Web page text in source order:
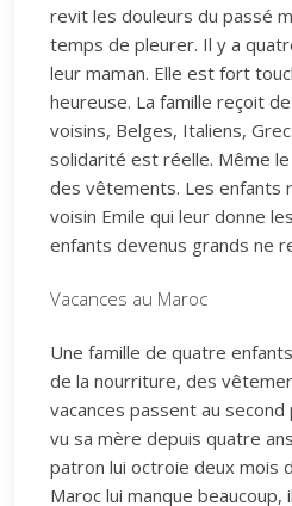
revit les douleurs du passé
temps de pleurer. Il y a
leur maman. Elle est fort
heureuse. La famille reçoit
voisins, Belges, Italiens,
solidarité est réelle. Même
des vêtements. Les enfants
voisin Emile qui leur donne
enfants devenus grands ne
Vacances au Maroc
Une famille de quatre
de la nourriture, des
vacances passent au second
vu sa mère depuis quatre
patron lui octroie deux mois
Maroc lui manque